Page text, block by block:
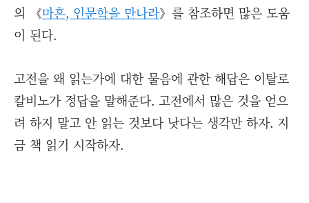
의 《마흔, 인문학을 만나라》를 참조하면 많은 도움
이 된다.
고전을 왜 읽는가에 대한 물음에 관한 해답은 이탈로
칼비노가 정답을 말해준다. 고전에서 많은 것을 얻으
려 하지 말고 안 읽는 것보다 낫다는 생각만 하자. 지
금 책 읽기 시작하자.